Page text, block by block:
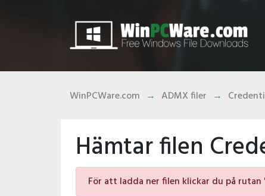
WinPCWare.com ADMX filer
Hämtar filen
För att ladda ner filen klickar du på